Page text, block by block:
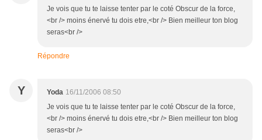
Je vois que tu te laisse tenter par le coté Obscur de la force,
<br /> moins énervé tu dois etre,<br /> Bien meilleur ton blog
seras<br />
Répondre
Y Yoda 16/11/2006 08:50
Je vois que tu te laisse tenter par le coté Obscur de la force,
<br /> moins énervé tu dois etre,<br /> Bien meilleur ton blog
seras<br />